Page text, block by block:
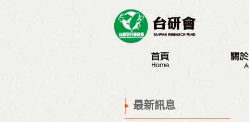
董事會
最新訊息